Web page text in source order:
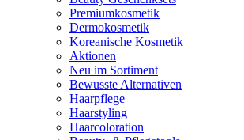
Premiumkosmetik
Dermokosmetik
Koreanische Kosmetik
Aktionen
Neu im Sortiment
Bewusste Alternativen
Haarpflege
Haarstyling
Haarcoloration